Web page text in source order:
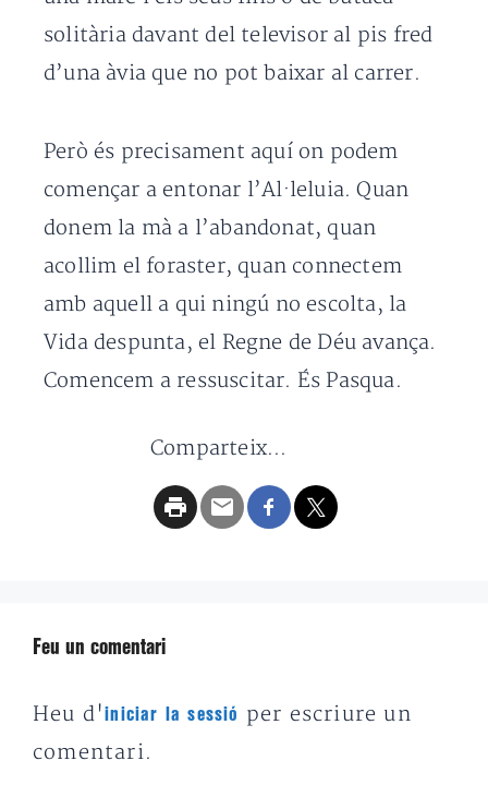
solitària davant del televisor al pis fred
d’una àvia que no pot baixar al carrer.
Però és precisament aquí on podem
començar a entonar l’Al·leluia. Quan
donem la mà a l’abandonat, quan
acollim el foraster, quan connectem
amb aquell a qui ningú no escolta, la
Vida despunta, el Regne de Déu avança.
Comencem a ressuscitar. És Pasqua.
Comparteix...
Feu un comentari
Heu d'iniciar la sessió
per escriure un
comentari.